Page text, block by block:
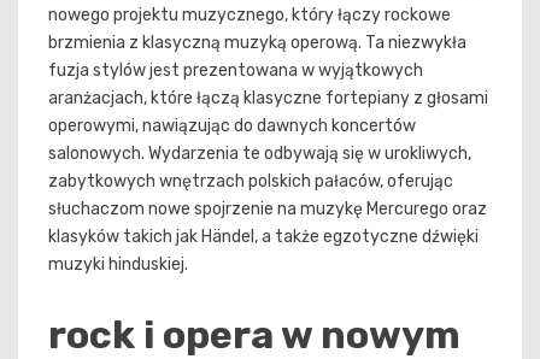
nowego projektu muzycznego, który łączy rockowe
brzmienia z klasyczną muzyką operową. Ta niezwykła
fuzja stylów jest prezentowana w wyjątkowych
aranżacjach, które łączą klasyczne fortepiany z głosami
operowymi, nawiązując do dawnych koncertów
salonowych. Wydarzenia te odbywają się w urokliwych,
zabytkowych wnętrzach polskich pałaców, oferując
słuchaczom nowe spojrzenie na muzykę Mercurego oraz
klasyków takich jak Händel, a także egzotyczne dźwięki
muzyki hinduskiej.
rock i opera w nowym